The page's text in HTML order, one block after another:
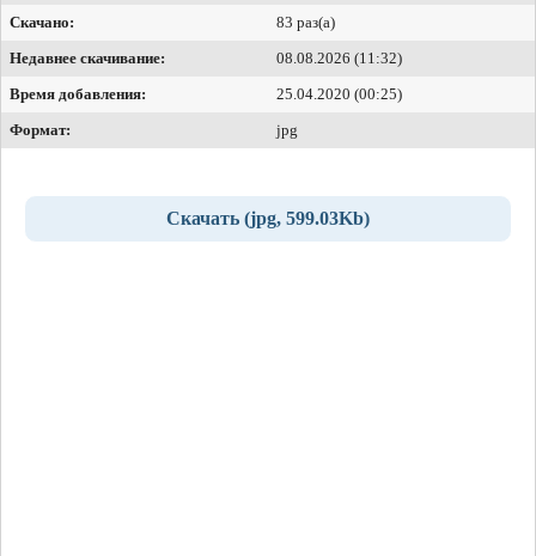
Скачано:
83 раз(а)
Недавнее скачивание:
08.08.2026 (11:32)
Время добавления:
25.04.2020 (00:25)
Формат:
jpg
Скачать (jpg, 599.03Kb)